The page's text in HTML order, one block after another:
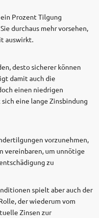
Prozent Tilgung
durchaus mehr vorsehen,
auswirkt.
desto sicherer können
damit auch die
einen niedrigen
eine lange Zinsbindung
vorzunehmen,
vereinbaren, um unnötige
zu
spielt aber auch der
der wiederum vom
Zinsen zur